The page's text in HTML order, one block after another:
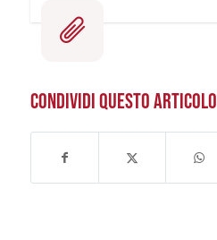
CONDIVIDI QUESTO ARTICOLO